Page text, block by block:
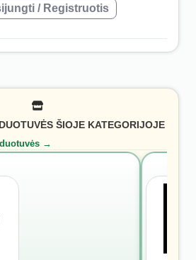
/ Registruotis
ŠIOJE KATEGORIJOJE
→